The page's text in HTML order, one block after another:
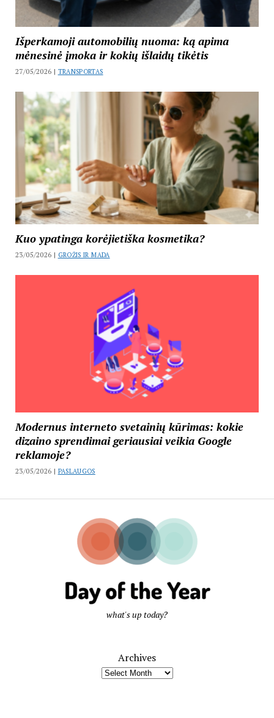
Išperkamoji automobilių nuoma: ką apima
mėnesinė įmoka ir kokių išlaidų tikėtis
27/05/2026 | TRANSPORTAS
Kuo ypatinga korėjietiška kosmetika?
23/05/2026 | GROŽIS IR MADA
Modernus interneto svetainių kūrimas: kokie
dizaino sprendimai geriausiai veikia Google
reklamoje?
23/05/2026 | PASLAUGOS
what's up today?
Archives